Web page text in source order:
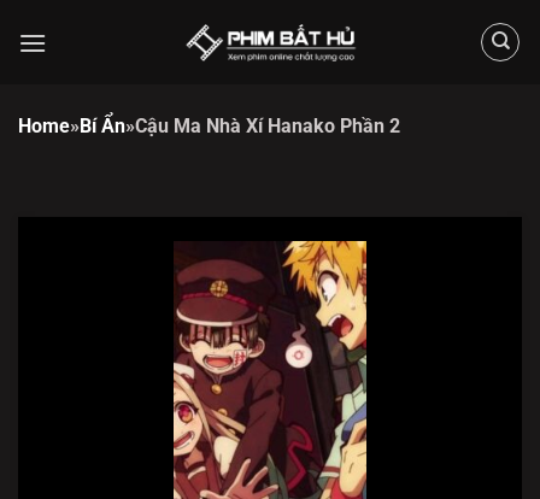
đến
Home»Bí Ẩn»Cậu Ma Nhà Xí Hanako Phần 2